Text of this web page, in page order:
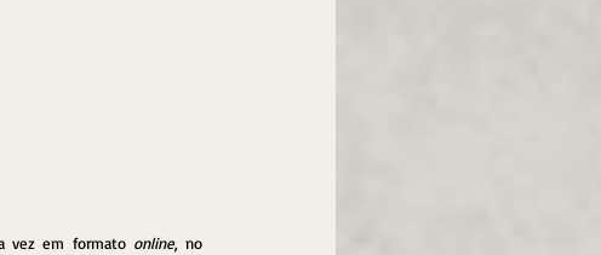
vez em formato online, no